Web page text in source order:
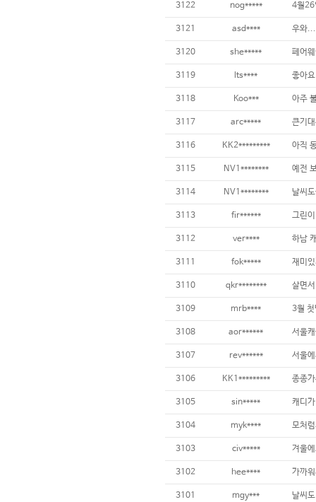
3122 nog***** 4월26
3121 asd****
3120 she*****
3119 lts****
3118 Koo*** 아주
3117 arc*****
3116 KK2*********
3115 NV1********
3114 NV1********
3113 fir******
3112 ver**** 하남
3111 fok***** 재미
3110 qkr********
3109 mrb****
3108 aor******
3107 rev******
3106 KK1*********
3105 sin*****
3104 myk****
3103 civ*****
3102 hee**** 가까
3101 mgy*** 날씨